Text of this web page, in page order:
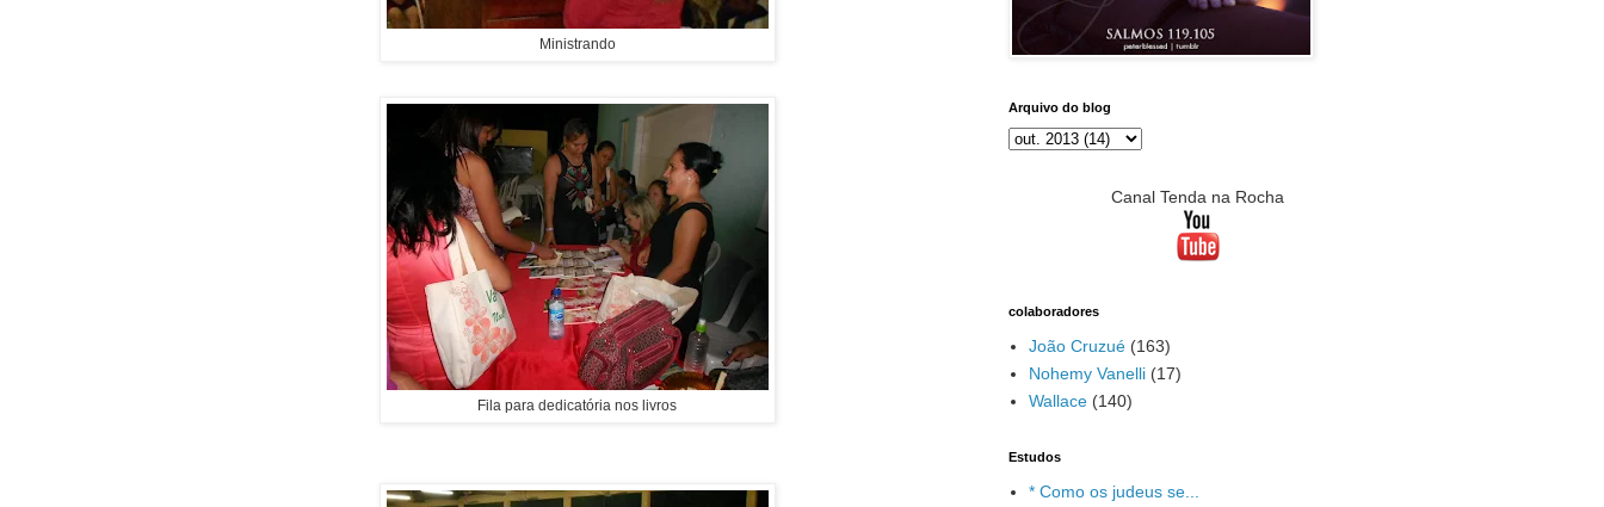
Ministrando
Fila para dedicatória nos livros
Arquivo do blog
Canal Tenda na Rocha
colaboradores
João Cruzué (163)
Nohemy Vanelli (17)
Wallace (140)
Estudos
* Como os judeus se...